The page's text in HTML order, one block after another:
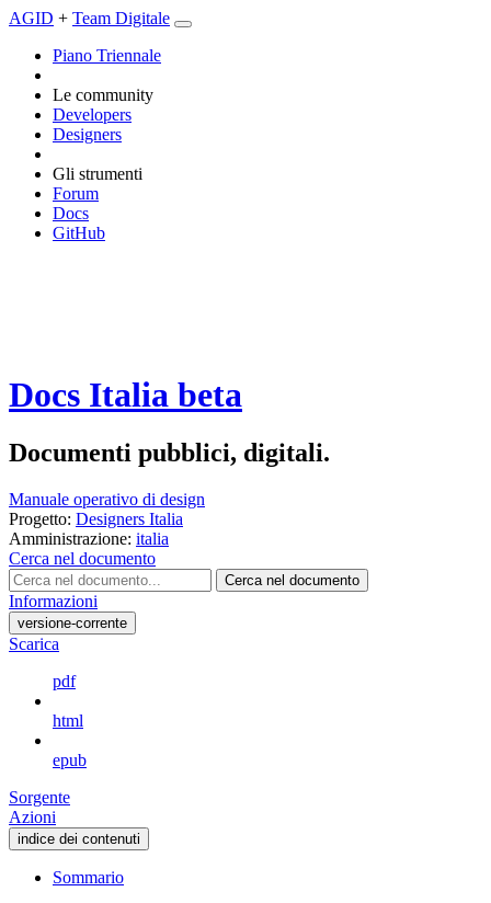
AGID + Team Digitale
Piano Triennale
Le community
Developers
Designers
Gli strumenti
Forum
Docs
GitHub
Docs Italia beta
Documenti pubblici, digitali.
Manuale operativo di design
Progetto: Designers Italia
Amministrazione: italia
Cerca nel documento
Cerca nel documento
Informazioni
versione-corrente
Scarica
pdf
html
epub
Sorgente
Azioni
indice dei contenuti
Sommario